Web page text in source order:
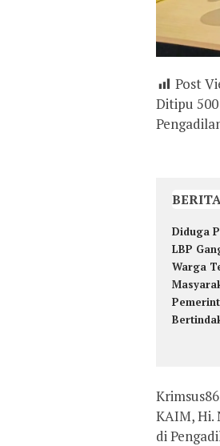
Post
Ditipu
Diduga
LBP
Warga
KAIM, Hi.
di